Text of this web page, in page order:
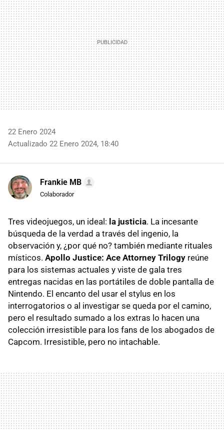
22 Enero 2024
Actualizado 22 Enero 2024, 18:40
Frankie MB
Colaborador
Tres videojuegos, un ideal: la justicia. La incesante
búsqueda de la verdad a través del ingenio, la
observación y, ¿por qué no? también mediante rituales
místicos. Apollo Justice: Ace Attorney Trilogy reúne
para los sistemas actuales y viste de gala tres
entregas nacidas en las portátiles de doble pantalla de
Nintendo. El encanto del usar el stylus en los
interrogatorios o al investigar se queda por el camino,
pero el resultado sumado a los extras lo hacen una
colección irresistible para los fans de los abogados de
Capcom. Irresistible, pero no intachable.